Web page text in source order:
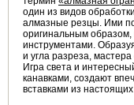
один из видов
алмазные резцы. Ими
оригинальным образом,
инструментами.
и угла разреза,
Игра света и
канавками, создают
вставками из